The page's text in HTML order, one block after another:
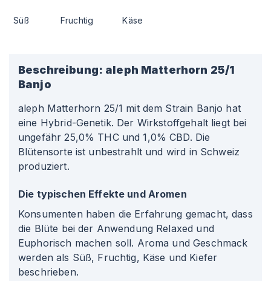
Süß Fruchtig Käse
Beschreibung: aleph Matterhorn 25/1
Banjo
aleph Matterhorn 25/1 mit dem Strain Banjo hat
eine Hybrid-Genetik. Der Wirkstoffgehalt liegt bei
ungefähr 25,0% THC und 1,0% CBD. Die
Blütensorte ist unbestrahlt und wird in Schweiz
produziert.
Die typischen Effekte und Aromen
Konsumenten haben die Erfahrung gemacht, dass
die Blüte bei der Anwendung Relaxed und
Euphorisch machen soll. Aroma und Geschmack
werden als Süß, Fruchtig, Käse und Kiefer
beschrieben.